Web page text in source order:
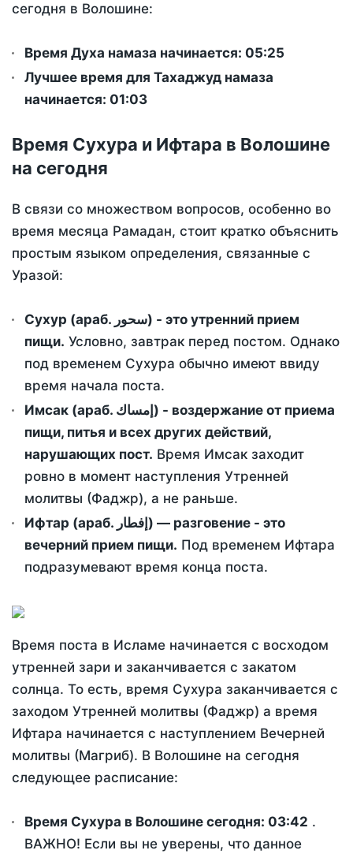
сегодня в Волошине:
Время Духа намаза начинается: 05:25
Лучшее время для Тахаджуд намаза
начинается: 01:03
Время Сухура и Ифтара в Волошине
на сегодня
В связи со множеством вопросов, особенно во
время месяца Рамадан, стоит кратко объяснить
простым языком определения, связанные с
Уразой:
Сухур (араб. سحور) - это утренний прием
пищи. Условно, завтрак перед постом. Однако
под временем Сухура обычно имеют ввиду
время начала поста.
Имсак (араб. إمساك) - воздержание от приема
пищи, питья и всех других действий,
нарушающих пост. Время Имсак заходит
ровно в момент наступления Утренней
молитвы (Фаджр), а не раньше.
Ифтар (араб. إفطار) — разговение - это
вечерний прием пищи. Под временем Ифтара
подразумевают время конца поста.
Время поста в Исламе начинается с восходом
утренней зари и заканчивается с закатом
солнца. То есть, время Сухура заканчивается с
заходом Утренней молитвы (Фаджр) а время
Ифтара начинается с наступлением Вечерней
молитвы (Магриб). В Волошине на сегодня
следующее расписание:
Время Сухура в Волошине сегодня: 03:42 .
ВАЖНО! Если вы не уверены, что данное